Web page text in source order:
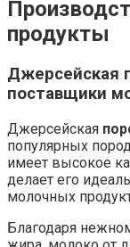
продукты
Джерсейская
поставщики
Джерсейская
популярных
имеет высокое
делает его
молочных
Благодаря